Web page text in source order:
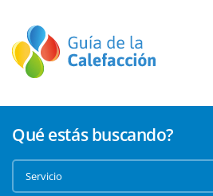
Qué estás buscando?